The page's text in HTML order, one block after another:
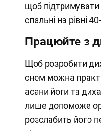
щоб підтримувати
спальні на рівні
Працюйте з
Щоб розробити
сном можна
асани йоги та
лише допоможе
розслабить його